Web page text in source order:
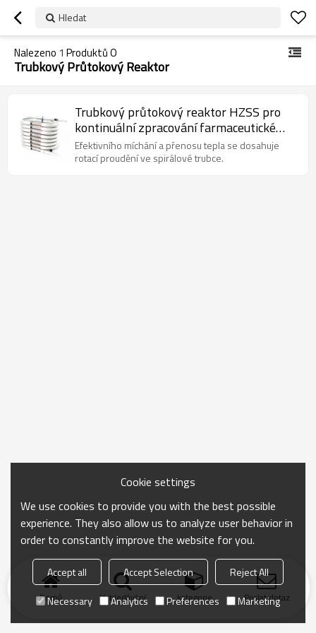
Hledat
Nalezeno 1 Produktů O
Trubkový Průtokový Reaktor
Trubkový průtokový reaktor HZSS pro
kontinuální zpracování farmaceutické
výroby
Efektivního míchání a přenosu tepla se dosahuje
rotací proudění ve spirálové trubce.
Domů Vyhledávání kategorie Poslat dotaz
Cookie settings
We use cookies to provide you with the best possible
experience. They also allow us to analyze user behavior in
order to constantly improve the website for you.
Accept all Accept Selection
Reject All
Necessary
Analytics Preferences Marketing